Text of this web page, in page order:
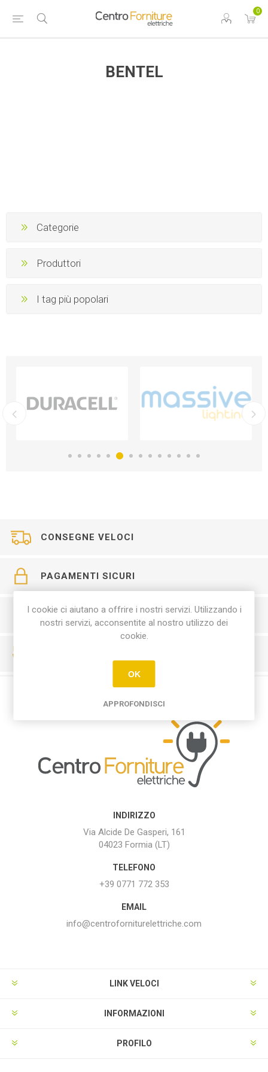
0
BENTEL
Categorie
Produttori
I tag più popolari
CONSEGNE VELOCI
PAGAMENTI SICURI
SERVIZIO CLIENTI
INDIRIZZO
Via Alcide De Gasperi, 161
04023 Formia (LT)
TELEFONO
+39 0771 772 353
EMAIL
info@centroforniturelettriche.com
LINK VELOCI
INFORMAZIONI
PROFILO
I cookie ci aiutano a offrire i nostri servizi. Utilizzando i
nostri servizi, acconsentite al nostro utilizzo dei
cookie.
OK
APPROFONDISCI